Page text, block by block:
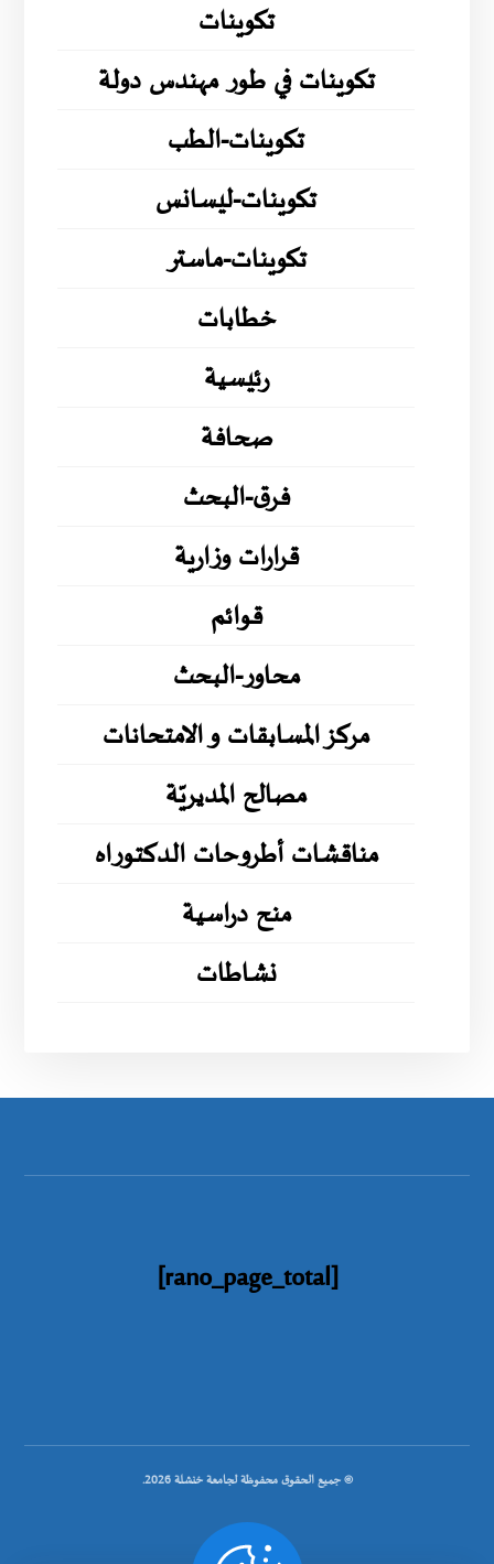
تكوينات
تكوينات في طور مهندس دولة
تكوينات-الطب
تكوينات-ليسانس
تكوينات-ماستر
خطابات
رئيسية
صحافة
فرق-البحث
قرارات وزارية
قوائم
محاور-البحث
مركز المسابقات و الامتحانات
مصالح المديريّة
مناقشات أطروحات الدكتوراه
منح دراسية
نشاطات
[rano_page_total]
© جميع الحقوق محفوظة لجامعة خنشلة 2026.
.